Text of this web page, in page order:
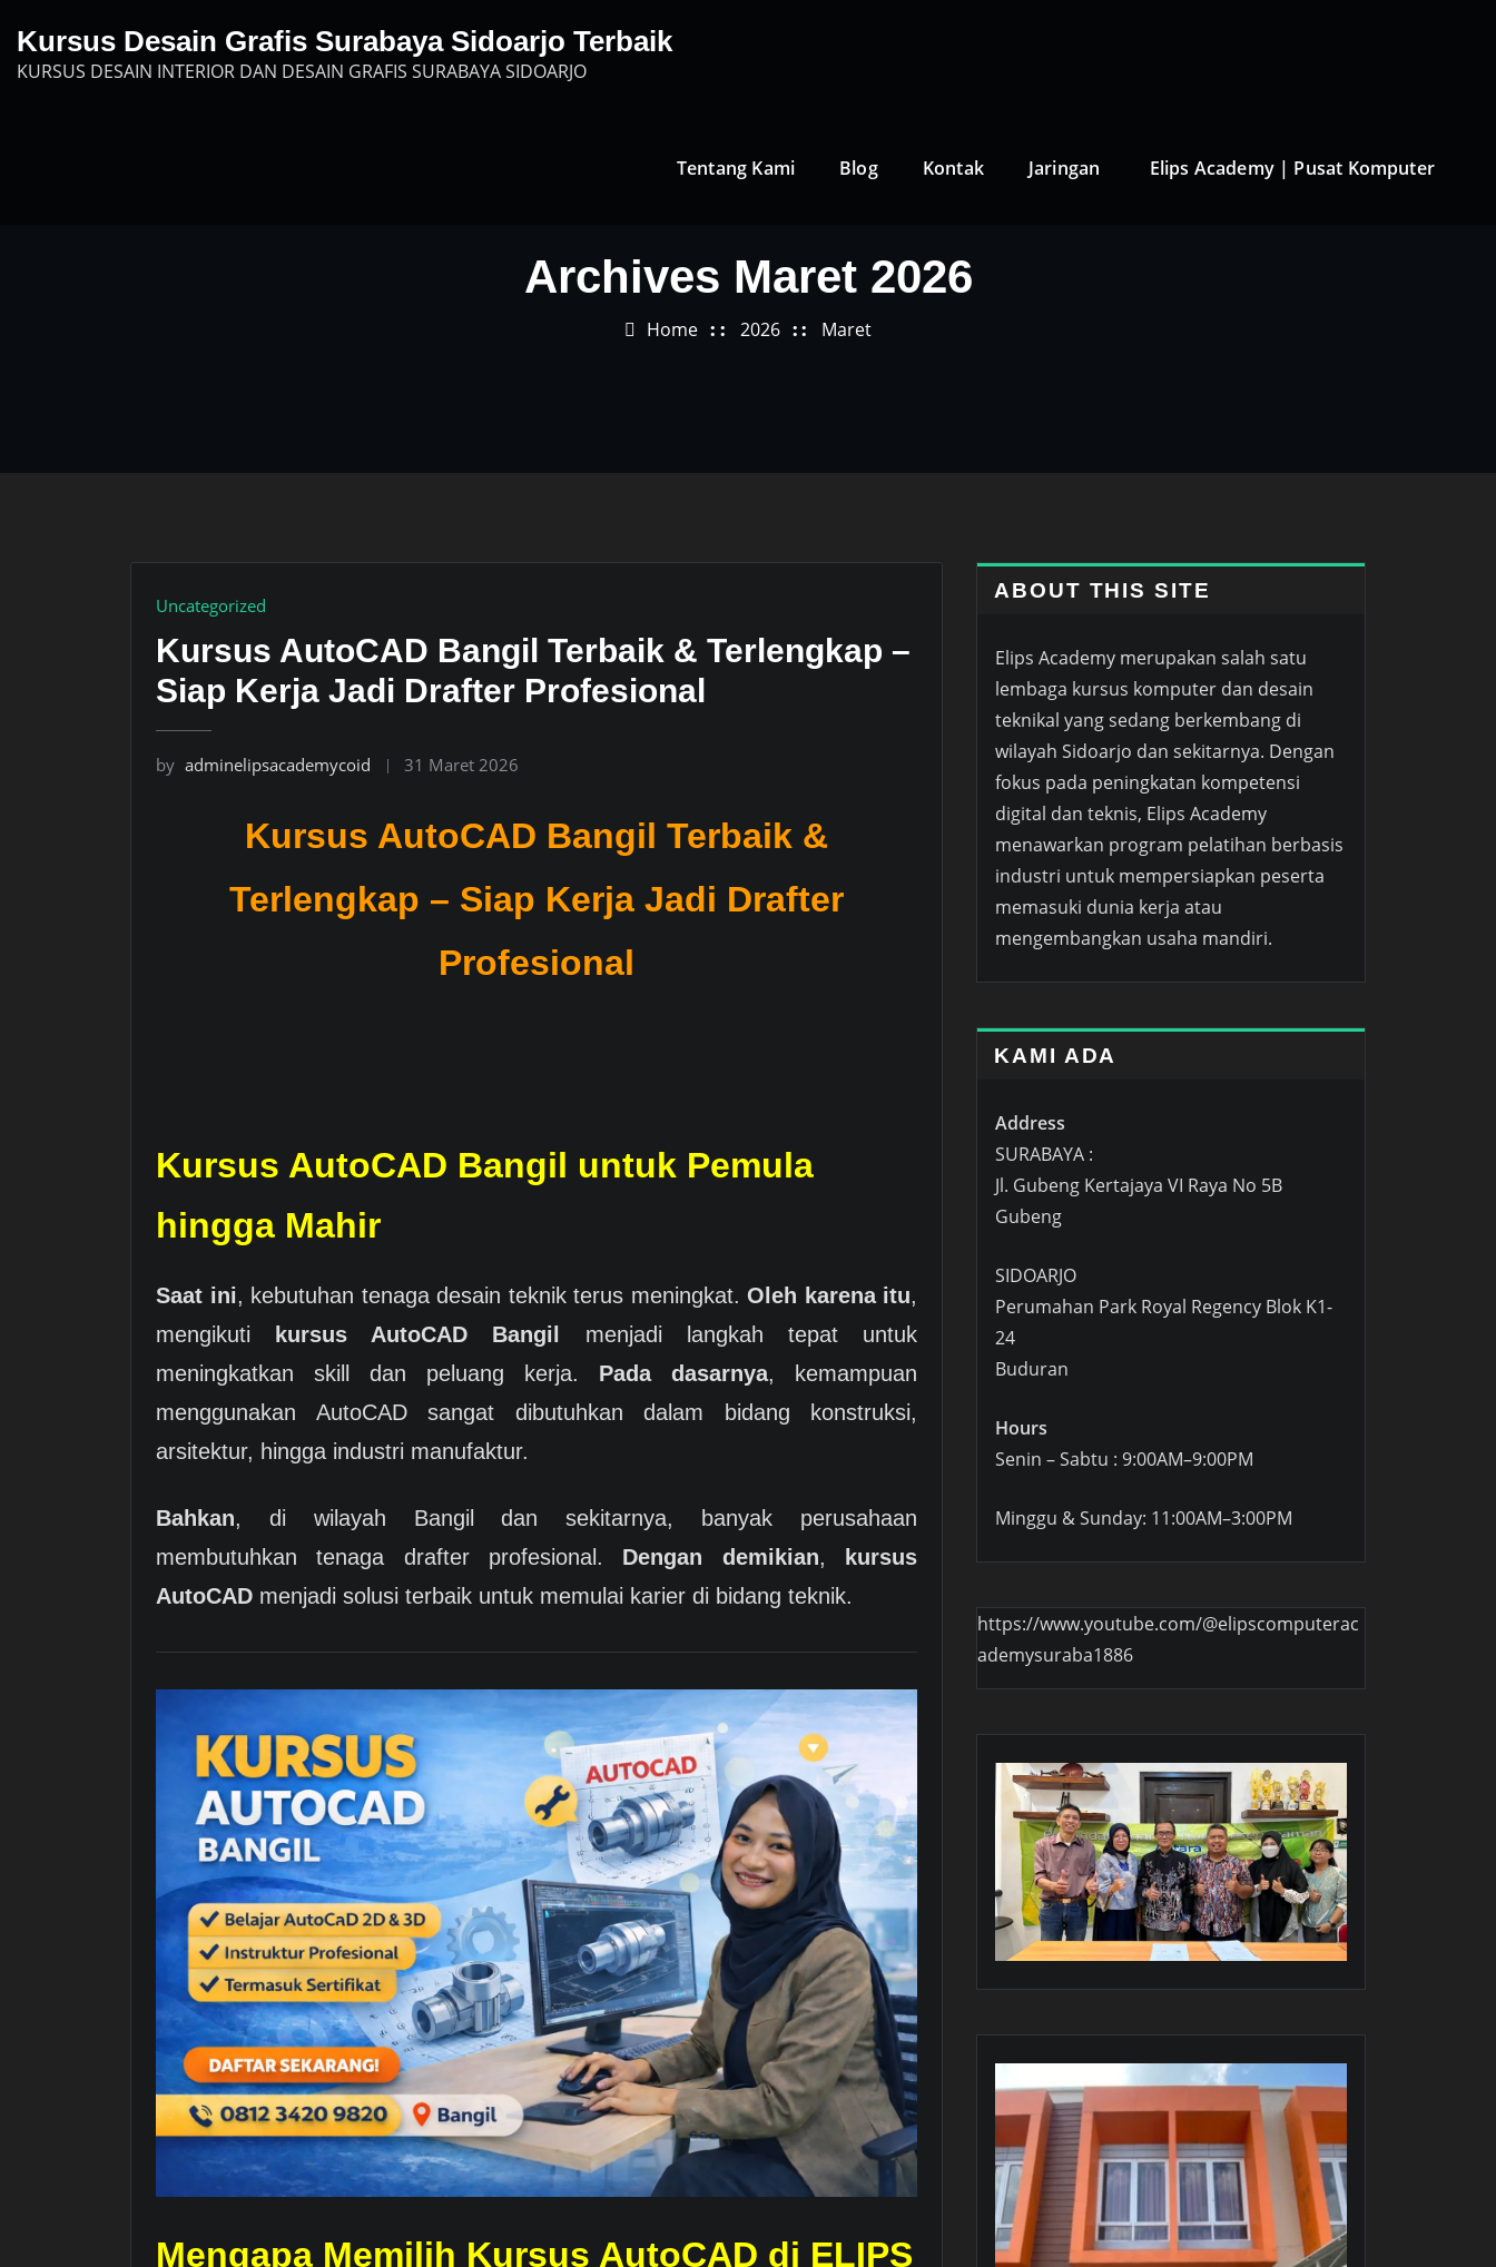
content
Kursus Desain Grafis Surabaya Sidoarjo Terbaik
KURSUS DESAIN INTERIOR DAN DESAIN GRAFIS SURABAYA SIDOARJO
Tentang Kami Blog Kontak Jaringan Elips Academy | Pusat Komputer
Archives Maret 2026
Home 2026 Maret
Uncategorized
Kursus AutoCAD Bangil Terbaik & Terlengkap –
Siap Kerja Jadi Drafter Profesional
by adminelipsacademycoid 31 Maret 2026
Kursus AutoCAD Bangil Terbaik &
Terlengkap – Siap Kerja Jadi Drafter
Profesional
Kursus AutoCAD Bangil untuk Pemula
hingga Mahir
Saat ini, kebutuhan tenaga desain teknik terus meningkat. Oleh karena itu,
mengikuti
kursus AutoCAD Bangil
menjadi langkah tepat untuk
meningkatkan skill dan peluang kerja. Pada dasarnya, kemampuan
menggunakan AutoCAD sangat dibutuhkan dalam bidang konstruksi,
arsitektur, hingga industri manufaktur.
Bahkan, di wilayah Bangil dan sekitarnya, banyak perusahaan
membutuhkan tenaga drafter profesional. Dengan demikian,
kursus
AutoCAD menjadi solusi terbaik untuk memulai karier di bidang teknik.
Mengapa Memilih Kursus AutoCAD di ELIPS
ABOUT THIS SITE
Elips Academy merupakan salah satu
lembaga kursus komputer dan desain
teknikal yang sedang berkembang di
wilayah Sidoarjo dan sekitarnya. Dengan
fokus pada peningkatan kompetensi
digital dan teknis, Elips Academy
menawarkan program pelatihan berbasis
industri untuk mempersiapkan peserta
memasuki dunia kerja atau
mengembangkan usaha mandiri.
KAMI ADA
Address
SURABAYA :
Jl. Gubeng Kertajaya VI Raya No 5B
Gubeng
SIDOARJO
Perumahan Park Royal Regency Blok K1-
24
Buduran
Hours
Senin – Sabtu : 9:00AM–9:00PM
Minggu & Sunday: 11:00AM–3:00PM
https://www.youtube.com/@elipscomputerac
ademysuraba1886